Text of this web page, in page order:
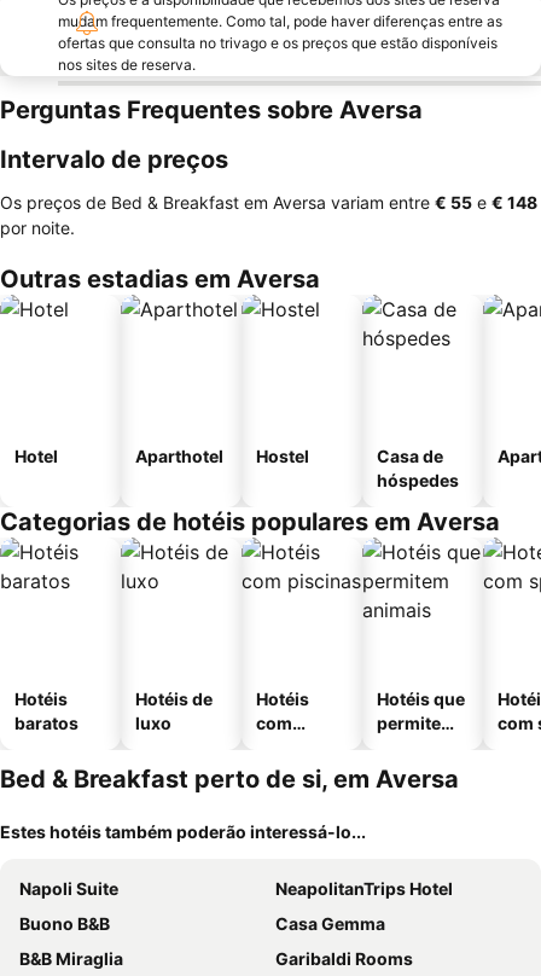
mudam frequentemente. Como tal, pode haver diferenças entre as
ofertas que consulta no trivago e os preços que estão disponíveis
nos sites de reserva.
Perguntas Frequentes sobre Aversa
Intervalo de preços
Os preços de Bed & Breakfast em Aversa variam entre ‎€ 55 e ‎€ 148
por noite.
Outras estadias em Aversa
Hotel Aparthotel Hostel
Casa de
hóspedes
Categorias de hotéis populares em Aversa
Hotéis
baratos
Hotéis de
luxo
Hotéis
com
Hotéis que
permitem
com
Bed & Breakfast perto de si, em Aversa
Estes hotéis também poderão interessá-lo...
Napoli Suite
NeapolitanTrips Hotel
Buono B&B
Casa Gemma
B&B Miraglia
Garibaldi Rooms